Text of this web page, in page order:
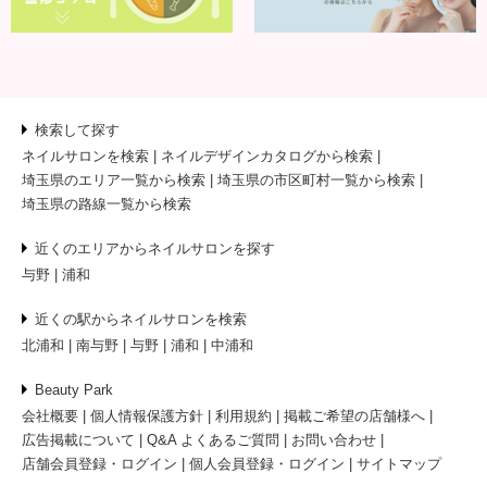
検索して探す
ネイルサロンを検索
ネイルデザインカタログから検索
埼玉県のエリア一覧から検索
埼玉県の市区町村一覧から検索
埼玉県の路線一覧から検索
近くのエリアからネイルサロンを探す
与野
浦和
近くの駅からネイルサロンを検索
北浦和
南与野 与野 浦和 中浦和
Beauty Park
会社概要
個人情報保護方針 利用規約
掲載ご希望の店舗様へ
広告掲載について
Q&A よくあるご質問
お問い合わせ
店舗会員登録・ログイン
個人会員登録・ログイン サイトマップ